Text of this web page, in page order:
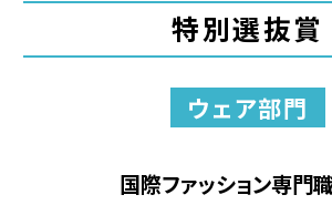
特別選抜賞
ウェア部門
国際ファッション専門